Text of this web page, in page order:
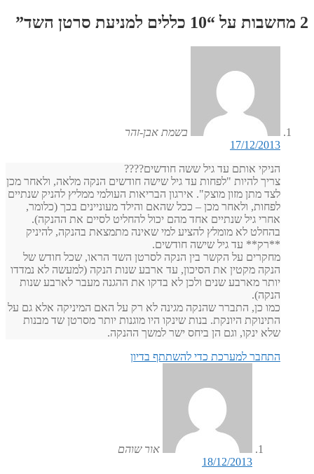
2 מחשבות על “ 10 כללים למניעת סרטן השד ”
בשמת אבן-זהר
17/12/2013
הניקי אותם עד גיל ששה חודשים????
צריך להיות "לפחות עד גיל שישה חודשים הנקה מלאה, ולאחר מכן
לצד מתן מזון מוצק". אירגון הבריאות העולמי ממליץ להניק שנתיים
לפחות, ולאחר מכן – ככל שהאם והילד מעוניינים בכך (כלומר,
אחרי גיל שנתיים אחד מהם יכול להחליט לסיים את ההנקה).
בהחלט לא מומלץ להציע למי שאינה מתמצאת בהנקה, להיניק
**רק** עד גיל שישה חודשים.
מחקרים על הקשר בין הנקה לסרטן השד הראו, שכל חודש של
הנקה מקטין את הסיכון, עד ארבע שנות הנקה (למעשה לא נמדדו
יותר מארבע שנים ולכן לא בדקו את ההגנה מעבר לארבע שנות
הנקה).
כמו כן, התברר שהנקה מגינה לא רק על האם המיניקה אלא גם על
התינוקת היונקת. בנות שינקו היו מוגנות יותר מסרטן שד מבנות
שלא ינקו, וגם הן ביחס ישר למשך ההנקה.
התחבר למערכת כדי להשתתף בדיון
אור שוהם
18/12/2013